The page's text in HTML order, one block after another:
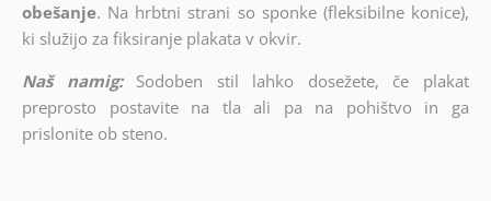
obešanje. Na hrbtni strani so sponke (fleksibilne konice),
ki služijo za fiksiranje plakata v okvir.
Naš namig:
Sodoben stil lahko dosežete, če plakat
preprosto postavite na tla ali pa na pohištvo in ga
prislonite ob steno.